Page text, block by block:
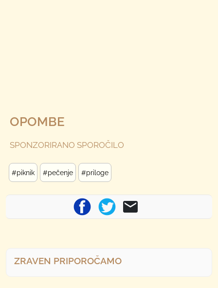
OPOMBE
SPONZORIRANO SPOROČILO
#piknik #pečenje #priloge
ZRAVEN PRIPOROČAMO